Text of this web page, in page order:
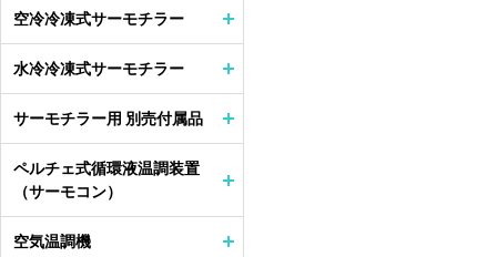
空冷冷凍式サーモチラー
水冷冷凍式サーモチラー
サーモチラー用 別売付属品
ペルチェ式循環液温調装置
（サーモコン）
空気温調機